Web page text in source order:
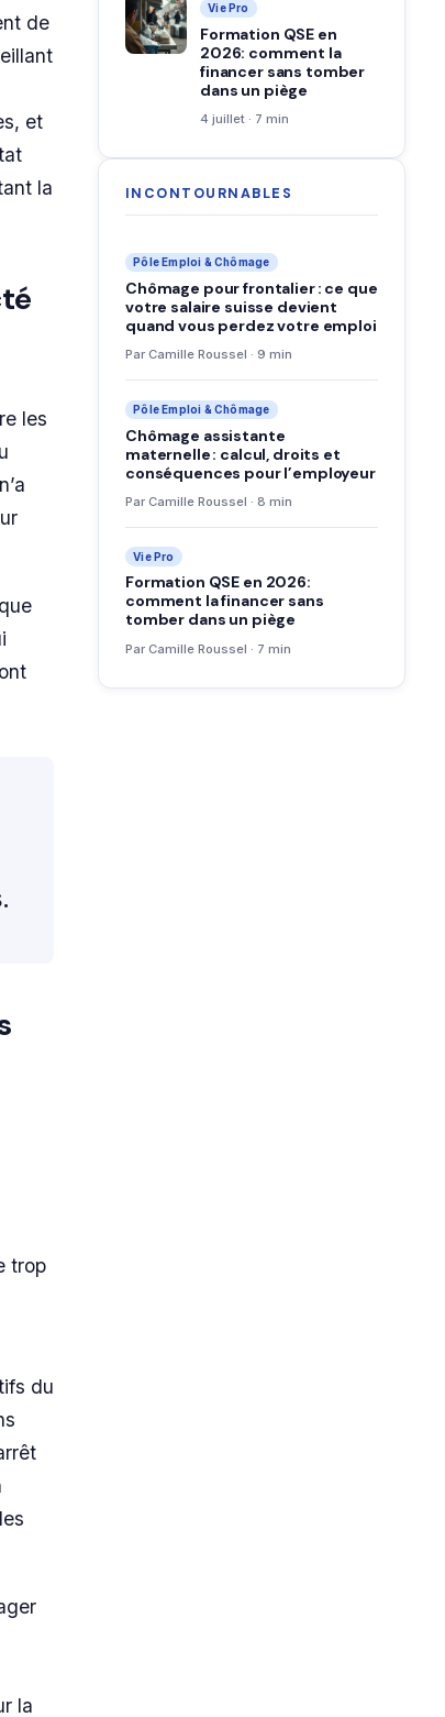
de
et
la
les
trop
du
la
Vie Pro
Formation QSE en
2026: comment la
financer sans tomber
dans un piège
4 juillet · 7 min
INCONTOURNABLES
Pôle Emploi & Chômage
Chômage pour frontalier : ce que
votre salaire suisse devient
quand vous perdez votre emploi
Par Camille Roussel · 9 min
Pôle Emploi & Chômage
Chômage assistante
maternelle : calcul, droits et
conséquences pour l’employeur
Par Camille Roussel · 8 min
Vie Pro
Formation QSE en 2026:
comment la financer sans
tomber dans un piège
Par Camille Roussel · 7 min